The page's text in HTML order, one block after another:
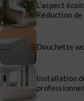
L’aspect
Réduction
Douchette
Installation
professionnel